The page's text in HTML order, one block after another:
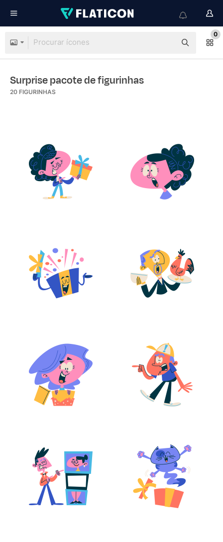
0
Surprise pacote de figurinhas
20 FIGURINHAS